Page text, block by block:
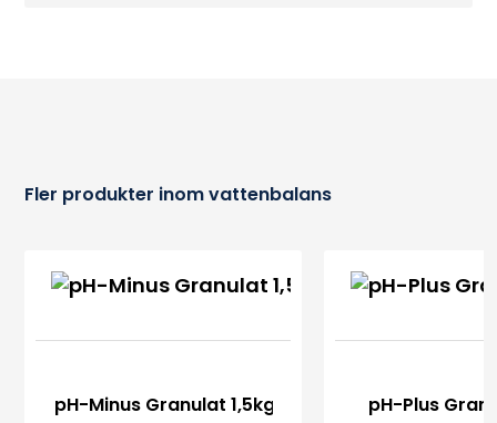
Fler produkter inom vattenbalans
pH-Minus Granulat 1,5kg pH-Plus